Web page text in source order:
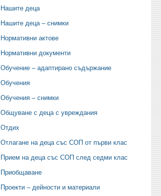
Нашите деца
Нашите деца – снимки
Нормативни актове
Нормативни документи
Обучение – адаптирано съдържание
Обучения
Обучения – снимки
Общуване с деца с увреждания
Отдих
Отлагане на деца със СОП от първи клас
Прием на деца със СОП след седми клас
Приобщаване
Проекти – дейности и материали